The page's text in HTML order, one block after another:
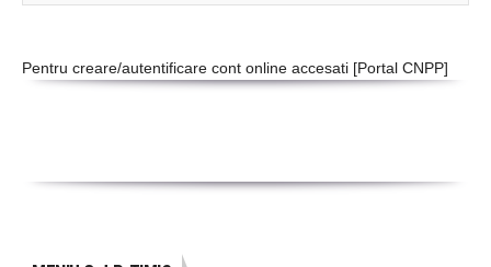
Pentru creare/autentificare cont online accesati [Portal CNPP]